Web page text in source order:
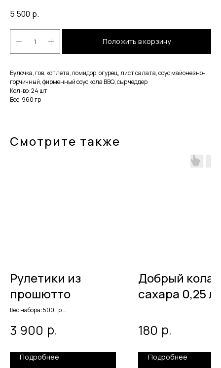
5 500 р.
Положить в корзину
Булочка, гов. котлета, помидор, огурец, лист салата, соус майонезно-
горчичный, фирменный соус кола BBQ, сыр чеддер
Кол-во: 24 шт
Вес: 960 гр
Смотрите также
Рулетики из
прошютто
Вес набора: 500 гр
Подходит на 4 чел 🙎🏻‍♀️🙎🏻‍♀️🙎🏻‍♀️🙎🏻‍♀️
3 900 р.
Подробнее
Добрый кола
сахара 0,25 л
180 р.
Подробнее